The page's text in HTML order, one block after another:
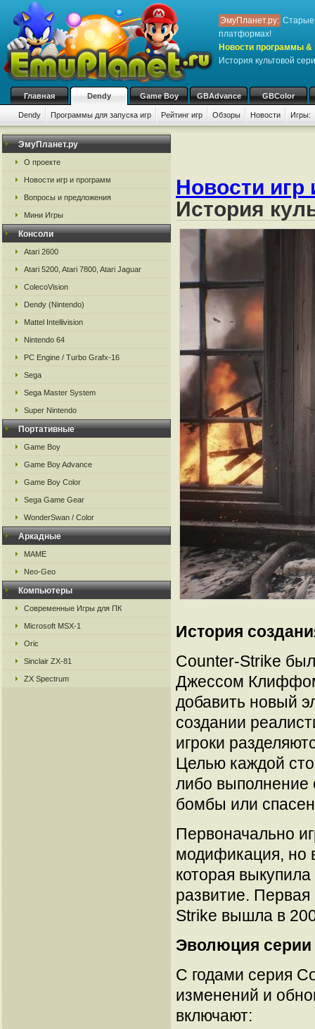
ЭмуПланет.ру: Старые
платформах!
Новости программы &
История культовой
Главная Dendy Game Boy GBAdvance GBColor
Dendy Программы для запуска игр Рейтинг игр Обзоры Новости Игры:
ЭмуПланет.ру
О проекте
Новости игр и программ
Вопросы и предложения
Мини Игры
Консоли
Atari 2600
Atari 5200, Atari 7800, Atari Jaguar
ColecoVision
Dendy (Nintendo)
Mattel Intellivision
Nintendo 64
PC Engine / Turbo Grafx-16
Sega
Sega Master System
Super Nintendo
Портативные
Game Boy
Game Boy Advance
Game Boy Color
Sega Game Gear
WonderSwan / Color
Аркадные
MAME
Neo-Geo
Компьютеры
Современные Игры для ПК
Microsoft MSX-1
Oric
Sinclair ZX-81
ZX Spectrum
Новости игр
История
История
Counter-Strike
Джессом
добавить новый
создании
игроки
Целью каждой
либо выполнение
бомбы или
Первоначально
модификация, но
которая
развитие.
Strike вышла в
Эволюция серии
С годами серия
изменений и
включают: